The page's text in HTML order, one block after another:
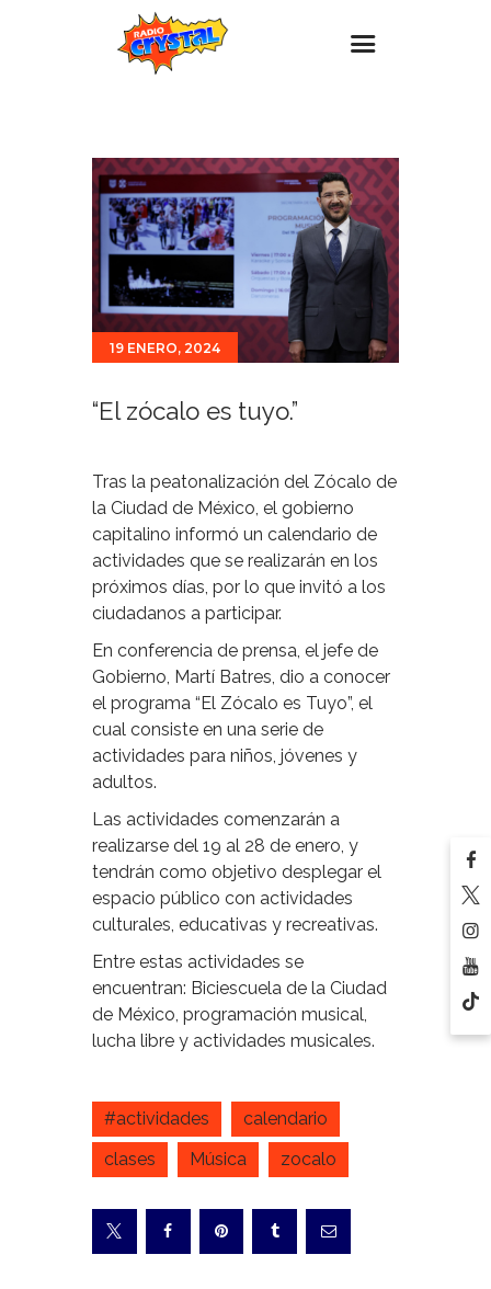
Estaciones
Eventos
Promociones
Noticias
Para ti
Contacto
19 ENERO, 2024
“El zócalo es tuyo.”
Tras la peatonalización del Zócalo de
la Ciudad de México, el gobierno
capitalino informó un calendario de
actividades que se realizarán en los
próximos días, por lo que invitó a los
ciudadanos a participar.
En conferencia de prensa, el jefe de
Gobierno, Martí Batres, dio a conocer
el programa “El Zócalo es Tuyo”, el
cual consiste en una serie de
actividades para niños, jóvenes y
adultos.
Las actividades comenzarán a
realizarse del 19 al 28 de enero, y
tendrán como objetivo desplegar el
espacio público con actividades
culturales, educativas y recreativas.
Entre estas actividades se
encuentran: Biciescuela de la Ciudad
de México, programación musical,
lucha libre y actividades musicales.
#actividades
calendario
clases
Música zocalo